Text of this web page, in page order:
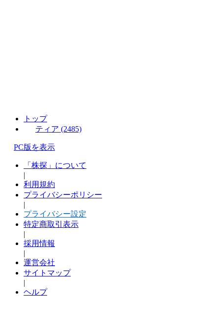
トップ
ティア (2485)
PC版を表示
「株探」について
|
利用規約
プライバシーポリシー
|
プライバシー設定
特定商取引表示
|
採用情報
|
運営会社
サイトマップ
|
ヘルプ